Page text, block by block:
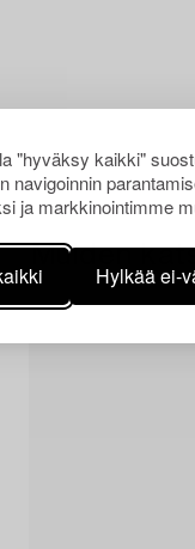
"hyväksy kaikki"
navigoinnin
ja markkinointimme
Hylkää ei-
Muiden